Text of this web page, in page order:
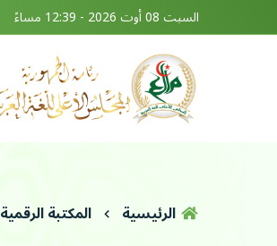
السبت 08 أوت 2026 - 12:39 مساءً
الرئيسية المكتبة الرقمية